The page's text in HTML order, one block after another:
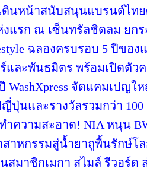
ดินหน้าสนับสนุนแบรนด์ไทย
แรก ณ เซ็นทรัลชิดลม ยก
ฉลองครบรอบ 5 ปีของ
ร์และพันธมิตร พร้อมเปิดตัว
WashXpress จัดแคมเปญ
นและรางวัลรวมกว่า 100
ความสะอาด! NIA หนุน
สาหกรรมสู่น้ำยาถูพื้นรักษ์โ
สมาชิกเมกา สไมล์ รีวอร์ด